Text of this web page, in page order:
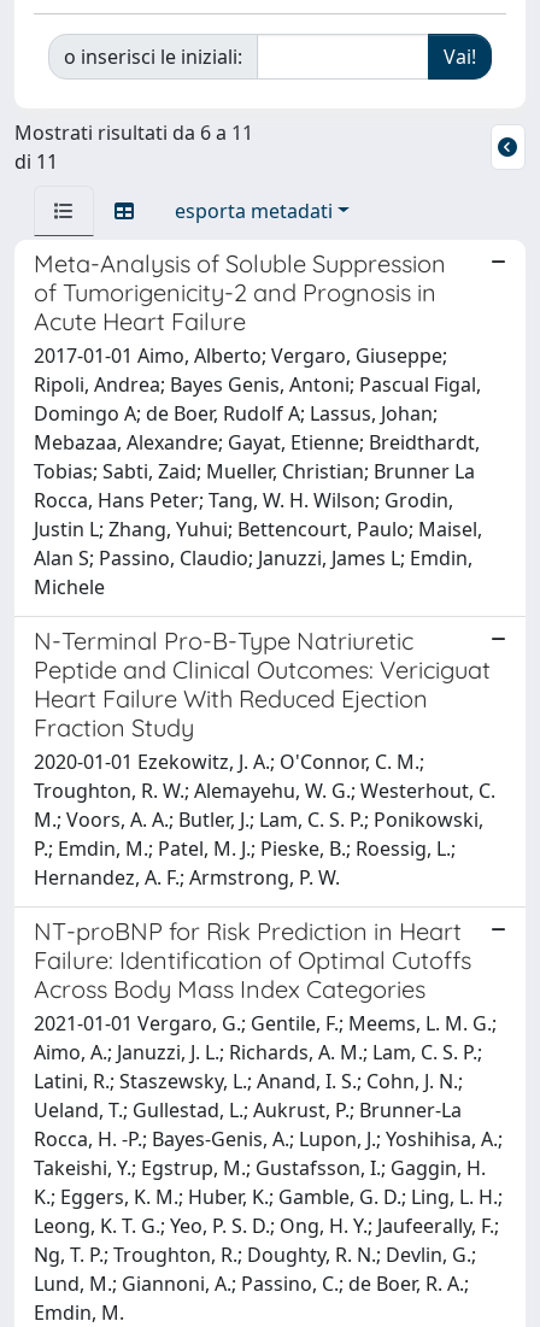
o inserisci le iniziali:
Mostrati risultati da 6 a 11
di 11
esporta metadati
Meta-Analysis of Soluble Suppression
of Tumorigenicity-2 and Prognosis in
Acute Heart Failure
2017-01-01 Aimo, Alberto; Vergaro, Giuseppe;
Ripoli, Andrea; Bayes Genis, Antoni; Pascual Figal,
Domingo A; de Boer, Rudolf A; Lassus, Johan;
Mebazaa, Alexandre; Gayat, Etienne; Breidthardt,
Tobias; Sabti, Zaid; Mueller, Christian; Brunner La
Rocca, Hans Peter; Tang, W. H. Wilson; Grodin,
Justin L; Zhang, Yuhui; Bettencourt, Paulo; Maisel,
Alan S; Passino, Claudio; Januzzi, James L; Emdin,
Michele
N-Terminal Pro-B-Type Natriuretic
Peptide and Clinical Outcomes: Vericiguat
Heart Failure With Reduced Ejection
Fraction Study
2020-01-01 Ezekowitz, J. A.; O'Connor, C. M.;
Troughton, R. W.; Alemayehu, W. G.; Westerhout, C.
M.; Voors, A. A.; Butler, J.; Lam, C. S. P.; Ponikowski,
P.; Emdin, M.; Patel, M. J.; Pieske, B.; Roessig, L.;
Hernandez, A. F.; Armstrong, P. W.
NT-proBNP for Risk Prediction in Heart
Failure: Identification of Optimal Cutoffs
Across Body Mass Index Categories
2021-01-01 Vergaro, G.; Gentile, F.; Meems, L. M. G.;
Aimo, A.; Januzzi, J. L.; Richards, A. M.; Lam, C. S. P.;
Latini, R.; Staszewsky, L.; Anand, I. S.; Cohn, J. N.;
Ueland, T.; Gullestad, L.; Aukrust, P.; Brunner-La
Rocca, H. -P.; Bayes-Genis, A.; Lupon, J.; Yoshihisa, A.;
Takeishi, Y.; Egstrup, M.; Gustafsson, I.; Gaggin, H.
K.; Eggers, K. M.; Huber, K.; Gamble, G. D.; Ling, L. H.;
Leong, K. T. G.; Yeo, P. S. D.; Ong, H. Y.; Jaufeerally, F.;
Ng, T. P.; Troughton, R.; Doughty, R. N.; Devlin, G.;
Lund, M.; Giannoni, A.; Passino, C.; de Boer, R. A.;
Emdin, M.